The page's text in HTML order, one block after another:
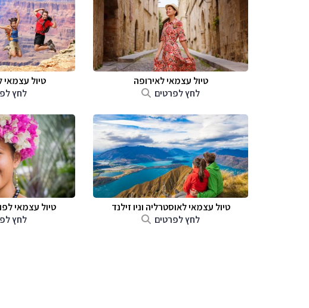
טיול עצמאי לאירופה
לחץ לפרטים
טיול עצמאי
לחץ
טיול עצמאי לאוסטרליה וניו זילנד
לחץ לפרטים
טיול עצמאי
לחץ